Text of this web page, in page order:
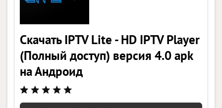
Скачать IPTV Lite - HD IPTV Player
(Полный доступ) версия 4.0 apk
на Андроид